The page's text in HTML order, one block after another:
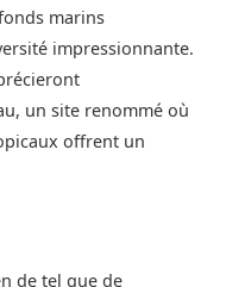
marins
impressionnante.
un site renommé où
offrent un
de tel que de